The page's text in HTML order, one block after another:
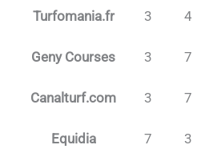
Turfomania.fr 3 4
Geny Courses 3 7
Canalturf.com 3 7
Equidia 7 3